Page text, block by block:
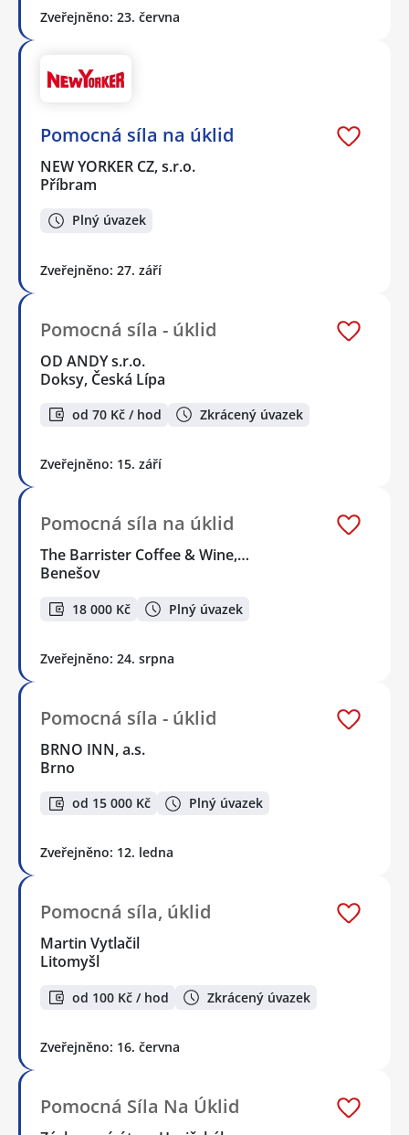
Zveřejněno: 23. června
Pomocná síla na úklid
NEW YORKER CZ, s.r.o.
Příbram
Plný úvazek
Zveřejněno: 27. září
Pomocná síla - úklid
OD ANDY s.r.o.
Doksy, Česká Lípa
od 70 Kč / hod Zkrácený úvazek
Zveřejněno: 15. září
Pomocná síla na úklid
The Barrister Coffee & Wine,…
Benešov
18 000 Kč Plný úvazek
Zveřejněno: 24. srpna
Pomocná síla - úklid
BRNO INN, a.s.
Brno
od 15 000 Kč Plný úvazek
Zveřejněno: 12. ledna
Pomocná síla, úklid
Martin Vytlačil
Litomyšl
od 100 Kč / hod Zkrácený úvazek
Zveřejněno: 16. června
Pomocná Síla Na Úklid